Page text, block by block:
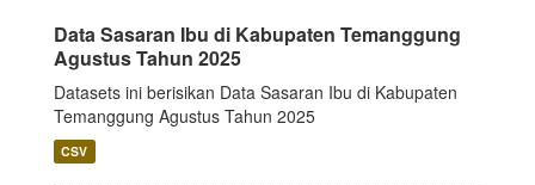
Data Sasaran Ibu di Kabupaten Temanggung
Agustus Tahun 2025
Datasets ini berisikan Data Sasaran Ibu di Kabupaten
Temanggung Agustus Tahun 2025
CSV